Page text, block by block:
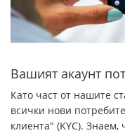
Вашият акаунт
Като част от нашите
всички нови
клиента" (KYC).